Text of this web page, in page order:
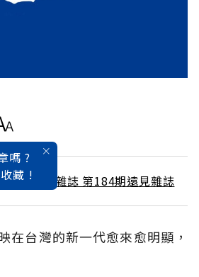
嗎 ?
藏 !
/ 10月號雜誌 第184期遠見雜誌
在台灣的新一代愈來愈明顯，